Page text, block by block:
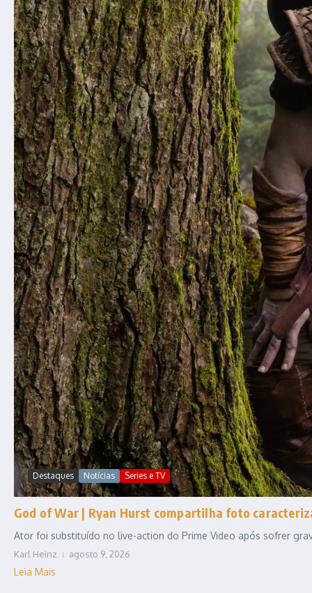
Destaques Notícias Series e TV
God of War | Ryan Hurst compartilha foto
Ator foi substituído no live-action do Prime Video após sofrer
Karl Heinz agosto 9, 2026
Leia Mais